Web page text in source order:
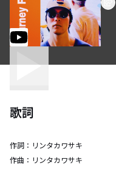
歌詞
作詞： リンタカワサキ
作曲： リンタカワサキ